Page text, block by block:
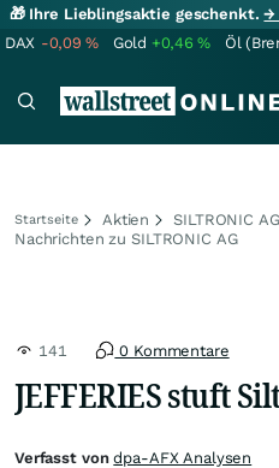
🎁 Ihre Lieblingsaktie geschenkt.→
DAX -0,09% Gold +0,46% Öl
Startseite Aktien
SILTRONIC
Nachrichten zu SILTRONIC AG
141 0 Kommentare
JEFFERIES stuft
Verfasst vondpa-AFX Analysen